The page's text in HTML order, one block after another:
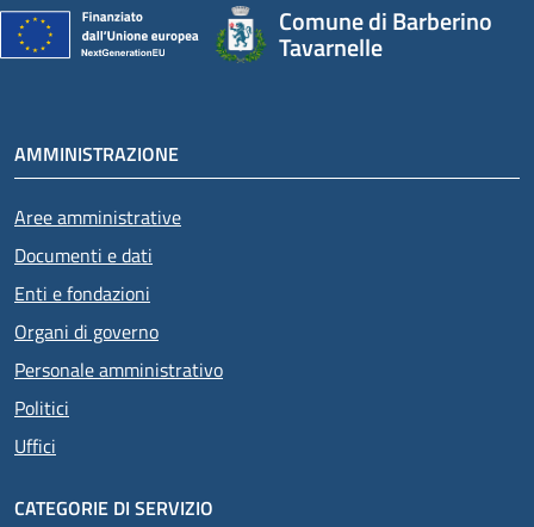
Comune di Barberino
Tavarnelle
AMMINISTRAZIONE
Aree amministrative
Documenti e dati
Enti e fondazioni
Organi di governo
Personale amministrativo
Politici
Uffici
CATEGORIE DI SERVIZIO